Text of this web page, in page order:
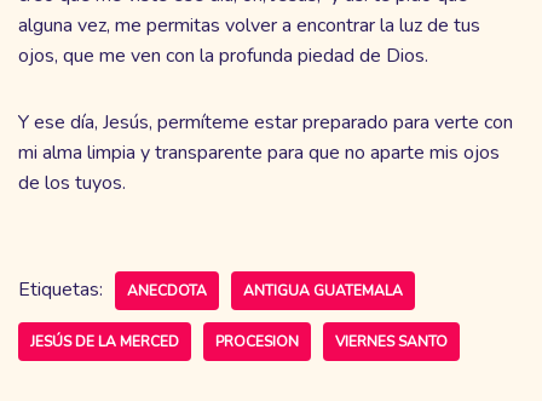
alguna vez, me permitas volver a encontrar la luz de tus
ojos, que me ven con la profunda piedad de Dios.
Y ese día, Jesús, permíteme estar preparado para verte con
mi alma limpia y transparente para que no aparte mis ojos
de los tuyos.
Etiquetas: ANECDOTA ANTIGUA GUATEMALA
JESÚS DE LA MERCED PROCESION VIERNES SANTO